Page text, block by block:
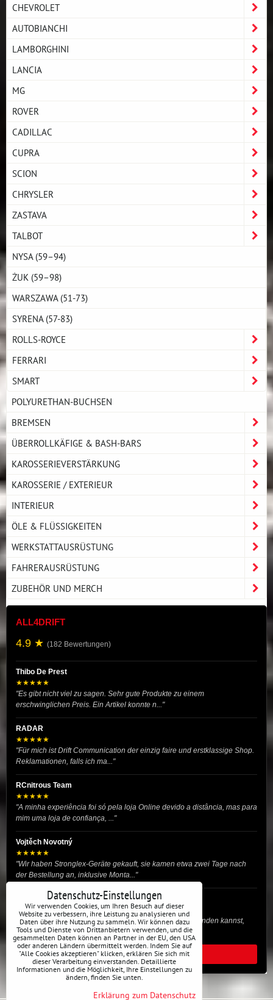
CHEVROLET
AUTOBIANCHI
LAMBORGHINI
LANCIA
MG
ROVER
CADILLAC
CUPRA
SCION
CHRYSLER
ZASTAVA
TALBOT
NYSA (59–94)
ŻUK (59–98)
WARSZAWA (51-73)
SYRENA (57-83)
ROLLS-ROYCE
FERRARI
SMART
POLYURETHAN-BUCHSEN
BREMSEN
ÜBERROLLKÄFIGE & BASH-BARS
KAROSSERIEVERSTÄRKUNG
KAROSSERIE / EXTERIEUR
INTERIEUR
ÖLE & FLÜSSIGKEITEN
WERKSTATTAUSRÜSTUNG
FAHRERAUSRÜSTUNG
ZUBEHÖR UND MERCH
ALL4DRIFT
4.9 ★ (182 Bewertungen)
Thibo De Prest
★★★★★
"Es gibt nicht viel zu sagen. Sehr gute Produkte zu einem
erschwinglichen Preis. Ein Artikel konnte n..."
RADAR
★★★★★
"Für mich ist Drift Communication der einzig faire und erstklassige Shop.
Reklamationen, falls ich ma..."
RCnitrous Team
★★★★★
"A minha experiência foi só pela loja Online devido a distância, mas para
mim uma loja de confiança, ..."
Vojtěch Novotný
★★★★★
"Wir haben Stronglex-Geräte gekauft, sie kamen etwa zwei Tage nach
der Bestellung an, inklusive Monta..."
josef helmich
★★★★★
"Hier gibt es viele Dinge, die du für dein Drift-Auto verwenden kannst,
egal ob Profi oder für die St..."
ALLE BEWERTUNGEN
Datenschutz-Einstellungen
Wir verwenden Cookies, um Ihren Besuch auf dieser
Website zu verbessern, ihre Leistung zu analysieren und
Daten über ihre Nutzung zu sammeln. Wir können dazu
Tools und Dienste von Drittanbietern verwenden, und die
gesammelten Daten können an Partner in der EU, den USA
oder anderen Ländern übermittelt werden. Indem Sie auf
"Alle Cookies akzeptieren" klicken, erklären Sie sich mit
dieser Verarbeitung einverstanden. Detaillierte
Informationen und die Möglichkeit, Ihre Einstellungen zu
ändern, finden Sie unten.
Erklärung zum Datenschutz